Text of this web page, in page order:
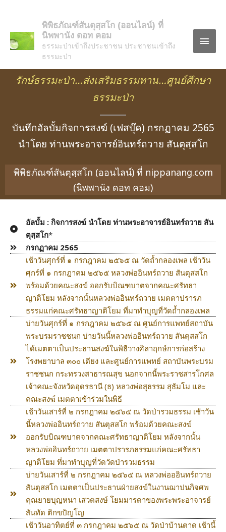
พิพิธภัณฑ์สันตุสฺสโก (ออนไลน์) ที่
นิพพานัง ดอท คอม
ธรรมะป่าเข้าถึงประชาชน ประชาชนเข้าถึง
ธรรมะป่า
รักษ์ธรรมะป่า…ส่งเสริมธรรมทาน…ศูนย์ศึกษา
ธรรมะป่า
บันทึกอัลบั้มกิจการสงฆ์ (เฟสบุ๊ค) กรกฏาคม 2565
นำโดย ท่านพระอาจารย์อินทร์ถวาย สันตุสฺสโก
พิพิธภัณฑ์สันตุสฺสโก (ออนไลน์) ที่ nippanang.com
(นิพพานัง ดอท คอม)
อัลบั้ม : กิจการสงฆ์ นำโดย ท่านพระอาจารย์อินทร์ถวาย สัน
ตุสฺสโก*
กรกฏาคม 2565
เช้าวันศุกร์ที่ ๑ กรกฎาคม ๒๕๖๕ ณ วัดถ้ำกลองเพล เช้าวัน
ศุกร์ที่ ๑ กรกฎาคม ๒๕๖๕ หลวงพ่ออินทร์ถวาย สันตุสสโก
พร้อมด้วยคณะสงฆ์ ออกรับบิณฑบาตจากคณะศรัทธา
ญาติโยม หลังจากนั้นหลวงพ่ออินทร์ถวาย เมตตาปรารภ
ธรรมแก่คณะศรัทธาญาติโยม ที่มาทำบุญที่วัดถ้ำกลองเพล
บ่ายวันศุกร์ที่ ๑ กรกฎาคม ๒๕๖๕ ณ ศูนย์การแพทย์สถาบัน
พระบรมราชชนก บ่ายวันนี้หลวงพ่ออินทร์ถวาย สันตุสสโก
ได้เมตตาเป็นประธานสงฆ์ในพิธีวางศิลาฤกษ์การก่อสร้าง
โรงพยาบาล ๓๐๐ เตียง และศูนย์การแพทย์ สถาบันพระบรม
ราชชนก กระทรวงสาธารณสุข นอกจากนี้พระราชสารโกศล
เจ้าคณะจังหวัดอุดรธานี (ธ) หลวงพ่อสุธรรม สุธัมโม และ
คณะสงฆ์ เมตตาเข้าร่วมในพิธี
เช้าวันเสาร์ที่ ๒ กรกฎาคม ๒๕๖๕ ณ วัดป่ารวมธรรม เช้าวัน
นี้หลวงพ่ออินทร์ถวาย สันตุสสโก พร้อมด้วยคณะสงฆ์
ออกรับบิณฑบาตจากคณะศรัทธาญาติโยม หลังจากนั้น
หลวงพ่ออินทร์ถวาย เมตตาปรารภธรรมแก่คณะศรัทธา
ญาติโยม ที่มาทำบุญที่วัดวัดป่ารวมธรรม
บ่ายวันเสาร์ที่ ๒ กรกฎาคม ๒๕๖๕ ณ หลวงพ่อออินทร์ถวาย
สันตุสสโก เมตตาเป็นประธานฝ่ายสงฆ์ในงานฌาปนกิจศพ
คุณยายบุญหนา เสวตสงษ์ โยมมารดาของพระพระอาจารย์
สันทัด ติกขปัญโญ
เช้าวันอาทิตย์ที่ ๓ กรกฎาคม ๒๕๖๕ ณ วัดป่าบ้านตาด เช้านี้